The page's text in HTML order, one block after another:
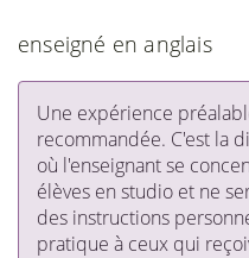
enseigné en anglais
Une expérience
recommandée. C'est la
où l'enseignant se
élèves en studio et ne
des instructions
pratique à ceux qui